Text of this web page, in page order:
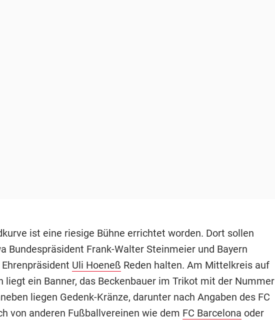
ist eine riesige Bühne errichtet worden. Dort sollen
Bundespräsident Frank-Walter Steinmeier und Bayern
Uli Hoeneß Reden halten. Am Mittelkreis auf
liegt ein Banner, das Beckenbauer im Trikot mit der Nummer
liegen Gedenk-Kränze, darunter nach Angaben des FC
von anderen Fußballvereinen wie dem FC Barcelona oder